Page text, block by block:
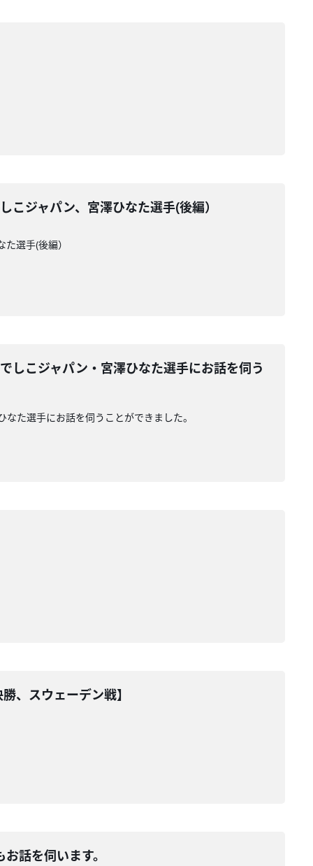
ジャパン、宮澤ひなた選手(後編）
選手(後編）
しこジャパン・宮澤ひなた選手にお話を伺う
た選手にお話を伺うことができました。
、スウェーデン戦】
話を伺います。